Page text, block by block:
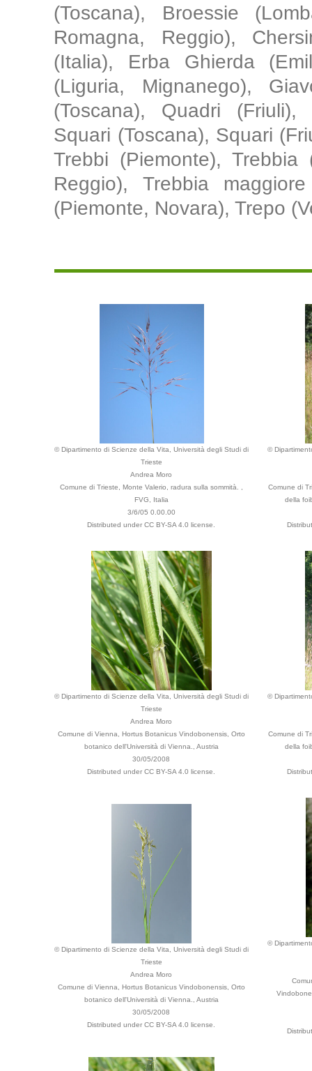
(Toscana), Broessie
Romagna, Reggio),
(Italia), Erba Ghierda
(Liguria, Mignanego),
(Toscana), Quadri
Squari (Toscana), Squari
Trebbi (Piemonte), Trebbia
Reggio), Trebbia
(Piemonte, Novara), Trepo
© Dipartimento di Scienze della Vita, Università degli Studi di
Trieste
Andrea Moro
Comune di Trieste, Monte Valerio, radura sulla sommità. ,
FVG, Italia
3/6/05 0.00.00
Distributed under CC BY-SA 4.0 license.
©
Comune di
della
© Dipartimento di Scienze della Vita, Università degli Studi di
Trieste
Andrea Moro
Comune di Vienna, Hortus Botanicus Vindobonensis, Orto
botanico dell'Università di Vienna., Austria
30/05/2008
Distributed under CC BY-SA 4.0 license.
©
Comune di
della
© Dipartimento di Scienze della Vita, Università degli Studi di
Trieste
Andrea Moro
Comune di Vienna, Hortus Botanicus Vindobonensis, Orto
botanico dell'Università di Vienna., Austria
30/05/2008
Distributed under CC BY-SA 4.0 license.
©